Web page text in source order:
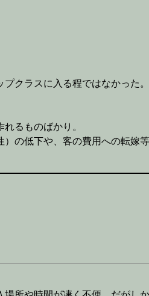
クラスに入る程ではなかった。
るものばかり。
の低下や、客の費用への転嫁